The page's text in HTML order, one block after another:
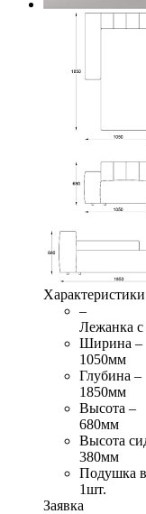
Характеристики
–
Лежанка с
Ширина –
1050мм
Глубина –
1850мм
Высота –
680мм
Высота
380мм
Подушка в
1шт.
Заявка